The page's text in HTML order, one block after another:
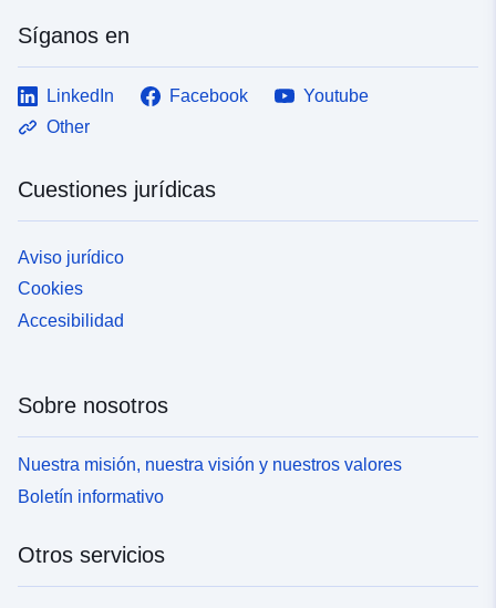
Síganos en
LinkedIn Facebook
Youtube
Other
Cuestiones jurídicas
Aviso jurídico
Cookies
Accesibilidad
Sobre nosotros
Nuestra misión, nuestra visión y nuestros valores
Boletín informativo
Otros servicios